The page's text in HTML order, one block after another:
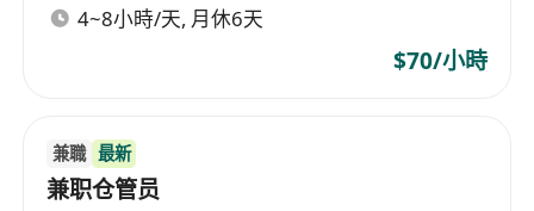
4~8小時/天, 月休6天
$70/小時
兼職 最新
兼职仓管员